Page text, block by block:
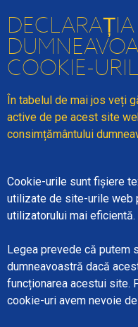
DECLARAȚIA
COOKIE-
În tabelul de mai jos veți
active de pe acest site
consimțământului
Cookie-urile sunt fișiere
utilizate de site-urile web
utilizatorului mai eficientă.
Legea prevede că putem
dumneavoastră dacă
funcționarea acestui site.
cookie-uri avem nevoie